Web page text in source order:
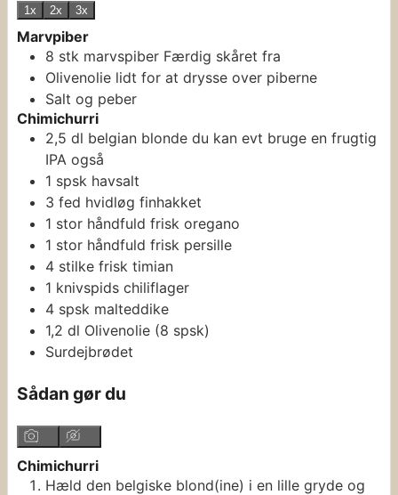
1x 2x 3x
Marvpiber
8 stk marvspiber Færdig skåret fra
Olivenolie lidt for at drysse over piberne
Salt og peber
Chimichurri
2,5 dl belgian blonde du kan evt bruge en frugtig
IPA også
1 spsk havsalt
3 fed hvidløg finhakket
1 stor håndfuld frisk oregano
1 stor håndfuld frisk persille
4 stilke frisk timian
1 knivspids chiliflager
4 spsk malteddike
1,2 dl Olivenolie (8 spsk)
Surdejbrødet
Sådan gør du
Chimichurri
Hæld den belgiske blond(ine) i en lille gryde og